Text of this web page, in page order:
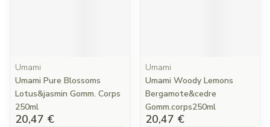
Umami
Umami Pure Blossoms
Lotus&jasmin Gomm. Corps
250ml
20,47 €
Umami
Umami Woody Lemons
Bergamote&cedre
Gomm.corps250ml
20,47 €